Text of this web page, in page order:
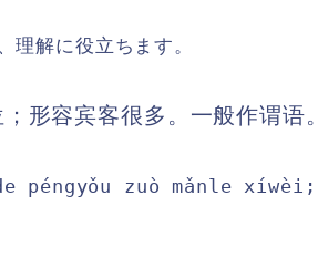
理解に役立ちます。
形容宾客很多。一般作谓语。
péngyǒu zuò mǎnle xíwèi;